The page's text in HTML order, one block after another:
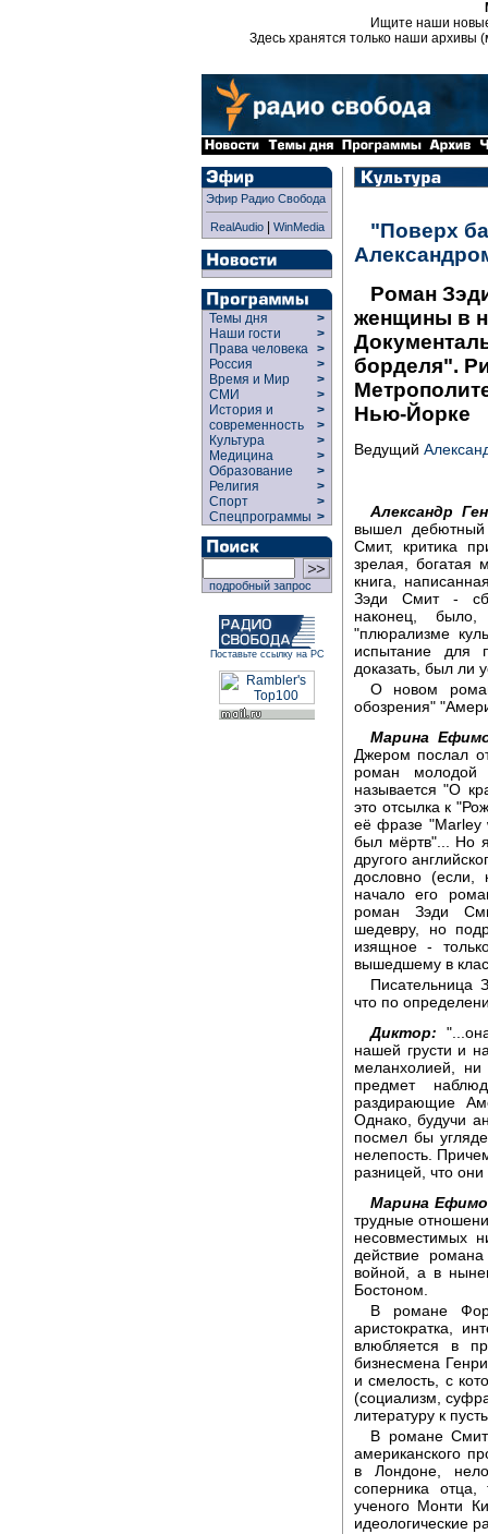
Ищите наши
Здесь хранятся только наши архивы
Эфир Радио Свобода
RealAudio| WinMedia
Темы дня
>
Наши гости
>
Права человека >
Россия
>
Время и Мир
>
СМИ
>
История и
современность
>
>
Культура
>
Медицина
>
Образование
>
Религия
>
Спорт
>
Спецпрограммы >
подробный запрос
Поставьте ссылку на РС
"Поверх
Роман
женщины в
борделя".
Нью-Йорке
Ведущий
Александр
вышел
Смит, критика
зрелая,
книга,
Зэди Смит -
наконец,
"плюрализме
испытание для
доказать, был ли
О новом
обозрения"
Марина
Джером послал
роман молодой
называется "О
это отсылка к
её фразе "Marley
был мёртв"... Но
другого
дословно (если,
начало его
роман Зэди
шедевру, но
изящное -
вышедшему в
Писательница
что по
Диктор:
нашей грусти и
меланхолией,
предмет
раздирающие
Однако, будучи
посмел бы
нелепость.
разницей, что
Марина
трудные
несовместимых
действие
войной, а в
Бостоном.
В романе
аристократка,
влюбляется в
бизнесмена
и смелость, с
(социализм,
литературу к
В романе
американского
в Лондоне,
соперника отца,
ученого Монти
идеологические